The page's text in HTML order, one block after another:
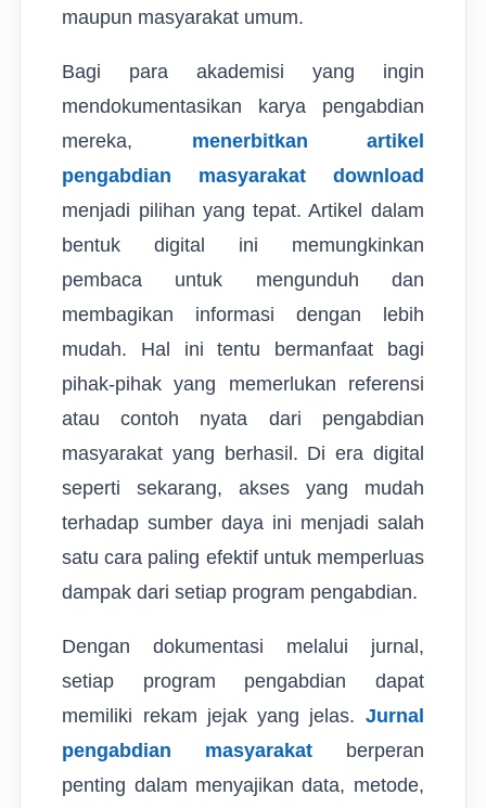
maupun masyarakat umum.
Bagi para akademisi yang ingin
mendokumentasikan karya pengabdian
mereka, menerbitkan artikel
pengabdian masyarakat download
menjadi pilihan yang tepat. Artikel dalam
bentuk digital ini memungkinkan
pembaca untuk mengunduh dan
membagikan informasi dengan lebih
mudah. Hal ini tentu bermanfaat bagi
pihak-pihak yang memerlukan referensi
atau contoh nyata dari pengabdian
masyarakat yang berhasil. Di era digital
seperti sekarang, akses yang mudah
terhadap sumber daya ini menjadi salah
satu cara paling efektif untuk memperluas
dampak dari setiap program pengabdian.
Dengan dokumentasi melalui jurnal,
setiap program pengabdian dapat
memiliki rekam jejak yang jelas. Jurnal
pengabdian masyarakat berperan
penting dalam menyajikan data, metode,